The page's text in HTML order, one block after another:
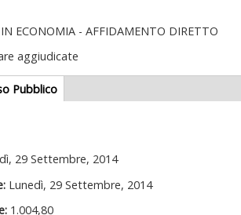
ECONOMIA - AFFIDAMENTO DIRETTO
aggiudicate
Pubblico(scheda
attiva)
29 Settembre, 2014
Lunedì, 29 Settembre, 2014
1.004,80